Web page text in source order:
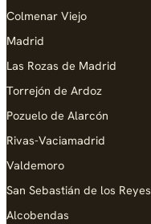
Colmenar Viejo
Madrid
Las Rozas de Madrid
Torrejón de Ardoz
Pozuelo de Alarcón
Rivas-Vaciamadrid
Valdemoro
San Sebastián de los Reyes
Alcobendas